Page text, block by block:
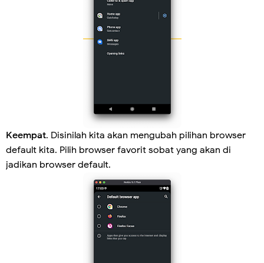
Keempat. Disinilah kita akan mengubah pilihan browser
default kita. Pilih browser favorit sobat yang akan di
jadikan browser default.